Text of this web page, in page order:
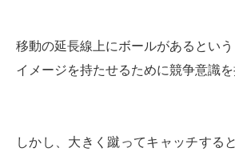
移動の延長線上にボールがあるという
イメージを持たせるために競争意識を
しかし、大きく蹴ってキャッチする